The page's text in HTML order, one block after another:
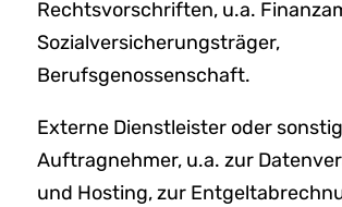
Rechtsvorschriften, u.a.
Sozialversicherungsträger,
Berufsgenossenschaft.
Externe Dienstleister oder
Auftragnehmer, u.a. zur
und Hosting, zur